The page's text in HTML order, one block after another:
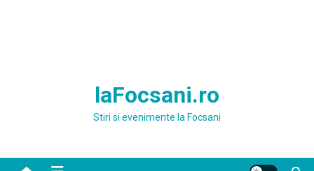
laFocsani.ro
Stiri si evenimente la Focsani